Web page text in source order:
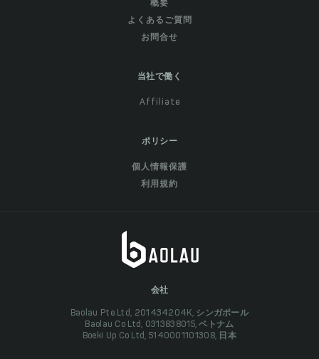
概要
よくあるご質問
お問合せ
当社で働く
Affiliate
ポリシー
個人情報保護
利用規約
会社
Baolau Pte Ltd, 201434204K, シンガポール
Baolau Co Ltd, 0313838015, ベトナム
Boeki Up Co Ltd, 5140001101308, 日本